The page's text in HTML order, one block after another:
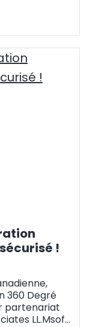
Claudia,
déjà
!
360 Degré
partenariat
LL.Msof.